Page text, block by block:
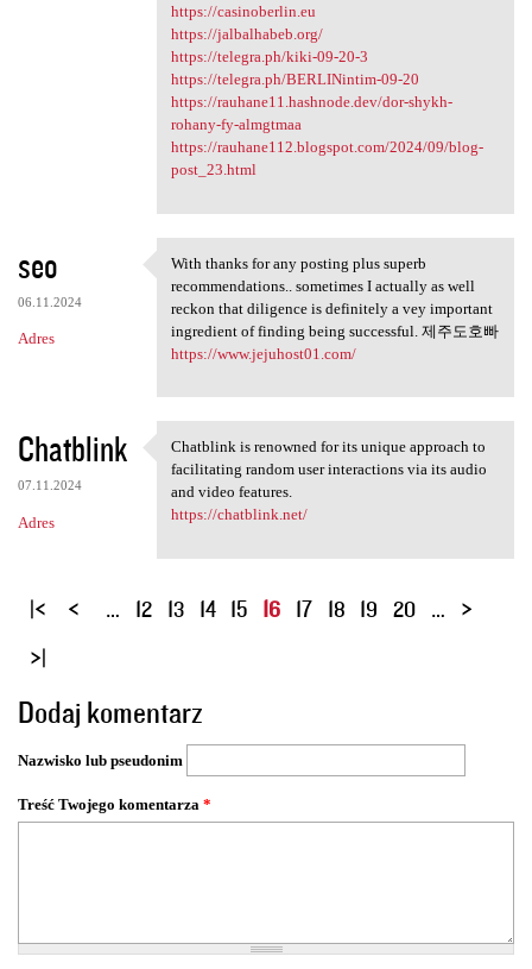
https://casinoberlin.eu
https://jalbalhabeb.org/
https://telegra.ph/kiki-09-20-3
https://telegra.ph/BERLINintim-09-20
https://rauhane11.hashnode.dev/dor-shykh-
rohany-fy-almgtmaa
https://rauhane112.blogspot.com/2024/09/blog-
post_23.html
seo
06.11.2024
Adres
With thanks for any posting
With thanks for any posting plus superb
recommendations.. sometimes I actually as well
reckon that diligence is definitely a vey important
ingredient of finding being successful. 제주도호빠
https://www.jejuhost01.com/
Chatblink
07.11.2024
Adres
Chatblink is renowned for its
Chatblink is renowned for its unique approach to
facilitating random user interactions via its audio
and video features.
https://chatblink.net/
S
o
n
y
… 12 13 14 15 16 17 18 19 20 …
Dodaj komentarz
Nazwisko lub pseudonim
Treść Twojego komentarza *